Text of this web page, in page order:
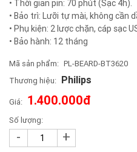
• Thời gian pin: 70 phút (Sạc 4h).
• Bảo trì: Lưỡi tự mài, không cần
• Phụ kiện: 2 lược chặn, cáp sạc
• Bảo hành: 12 tháng
Mã sản phẩm: PL-BEARD-BT3620
Thương hiệu: Philips
Giá: 1.400.000đ
Số lượng:
- +